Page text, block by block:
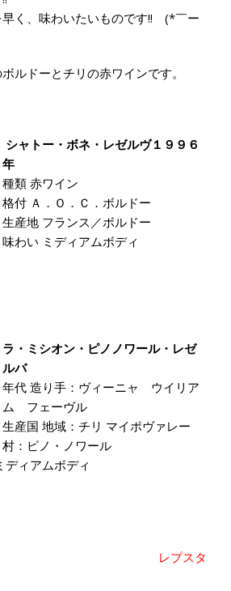
、味わいたいものです!! (*￣ー
ルドーとチリの赤ワインです。
シャトー・ボネ・レゼルヴ１９９６
年
種類 赤ワイン
格付 Ａ．Ｏ．Ｃ．ボルドー
生産地 フランス／ボルドー
味わい ミディアムボディ
ラ・ミシオン・ピノノワール・レゼ
ルバ
年代 造り手：ヴィーニャ ウイリア
ム フェーヴル
生産国 地域：チリ マイポヴァレー
村：ピノ・ノワール
ディアムボディ
レプスタ